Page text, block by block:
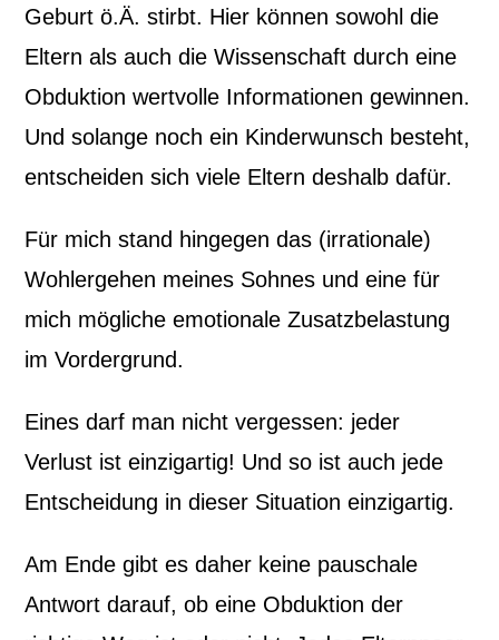
Geburt ö.Ä. stirbt. Hier können sowohl die
Eltern als auch die Wissenschaft durch eine
Obduktion wertvolle Informationen gewinnen.
Und solange noch ein Kinderwunsch besteht,
entscheiden sich viele Eltern deshalb dafür.
Für mich stand hingegen das (irrationale)
Wohlergehen meines Sohnes und eine für
mich mögliche emotionale Zusatzbelastung
im Vordergrund.
Eines darf man nicht vergessen: jeder
Verlust ist einzigartig! Und so ist auch jede
Entscheidung in dieser Situation einzigartig.
Am Ende gibt es daher keine pauschale
Antwort darauf, ob eine Obduktion der